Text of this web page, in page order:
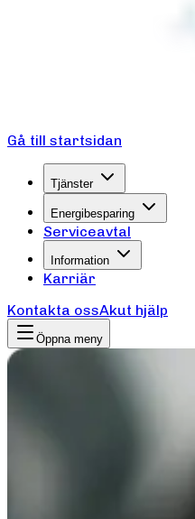
Gå till startsidan
Tjänster
Energibesparing
Serviceavtal
Information
Karriär
Kontakta ossAkut hjälp
Öppna meny